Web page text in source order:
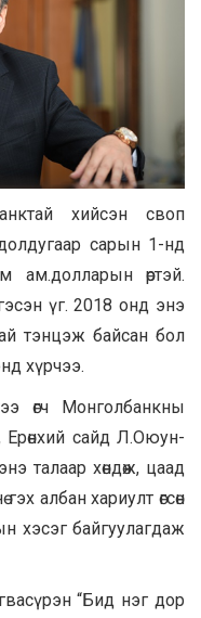
хийсэн своп
сарын 1-нд
ам.долларын өртэй.
гэсэн үг. 2018 онд энэ
тэнцэж байсан бол
хүрчээ.
өгч Монголбанкны
Ерөнхий сайд Л.Оюун-
талаар хөндөж, цаад
албан хариулт өгсөн
хэсэг байгуулагдаж
“Бид нэг дор